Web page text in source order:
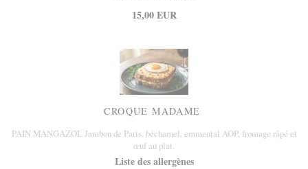
15,00 EUR
CROQUE MADAME
PAIN MANGAZOL Jambon de Paris, béchamel, emmental AOP, fromage râpé et
œuf au plat.
Liste des allergènes